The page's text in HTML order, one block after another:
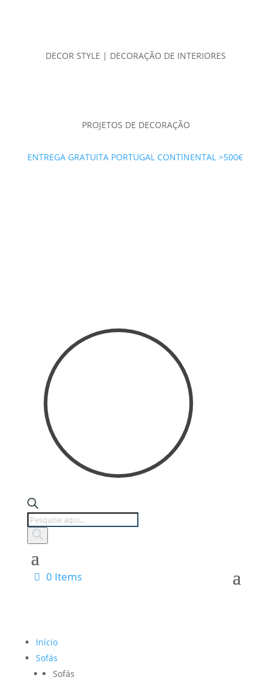
DECOR STYLE | DECORAÇÃO DE INTERIORES
PROJETOS DE DECORAÇÃO
ENTREGA GRATUITA PORTUGAL CONTINENTAL >500€
Products
search
0 Items
Início
Sofás
Sofás